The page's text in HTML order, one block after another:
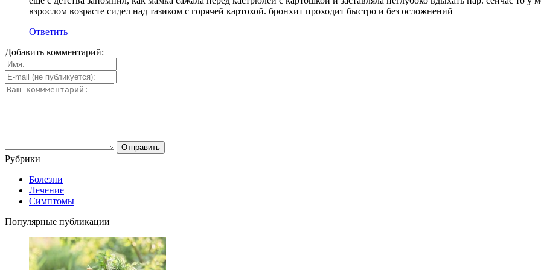
взрослом возрасте сидел над тазиком с горячей картохой. бронхит проходит быстро и без осложнений
Ответить
Добавить комментарий:
Рубрики
Болезни
Лечение
Симптомы
Популярные публикации